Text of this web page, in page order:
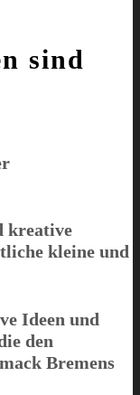
sind
kreative
kleine und
Ideen und
den
Bremens